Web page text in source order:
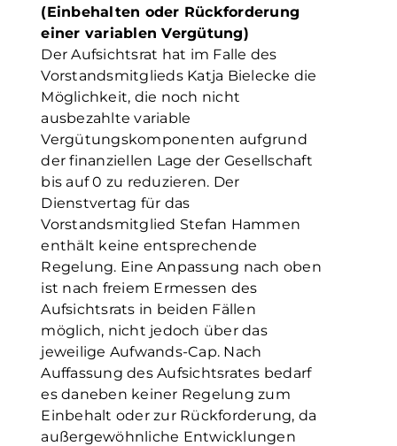
(Einbehalten oder Rückforderung
einer variablen Vergütung)
Der Aufsichtsrat hat im Falle des
Vorstandsmitglieds Katja Bielecke die
Möglichkeit, die noch nicht
ausbezahlte variable
Vergütungskomponenten aufgrund
der finanziellen Lage der Gesellschaft
bis auf 0 zu reduzieren. Der
Dienstvertag für das
Vorstandsmitglied Stefan Hammen
enthält keine entsprechende
Regelung. Eine Anpassung nach oben
ist nach freiem Ermessen des
Aufsichtsrats in beiden Fällen
möglich, nicht jedoch über das
jeweilige Aufwands-Cap. Nach
Auffassung des Aufsichtsrates bedarf
es daneben keiner Regelung zum
Einbehalt oder zur Rückforderung, da
außergewöhnliche Entwicklungen